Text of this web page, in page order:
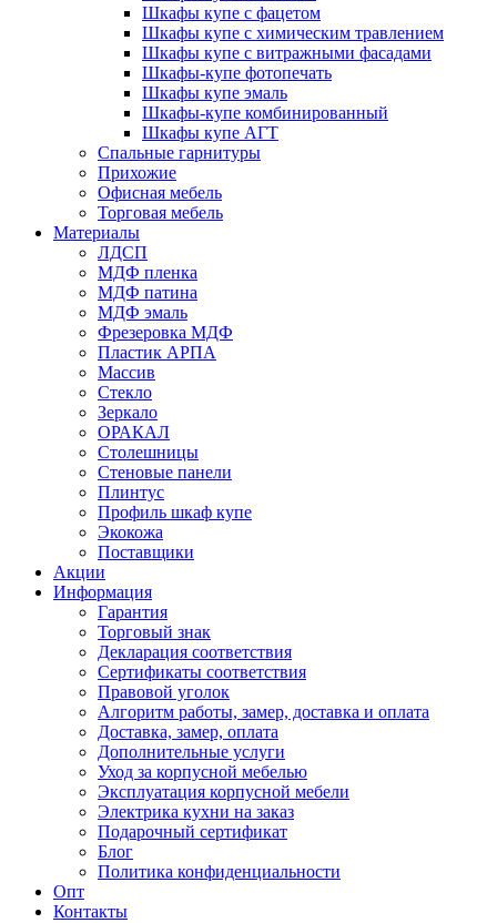
Шкафы купе с фацетом
Шкафы купе с химическим травлением
Шкафы купе с витражными фасадами
Шкафы-купе фотопечать
Шкафы купе эмаль
Шкафы-купе комбинированный
Шкафы купе АГТ
Спальные гарнитуры
Прихожие
Офисная мебель
Торговая мебель
Материалы
ЛДСП
МДФ пленка
МДФ патина
МДФ эмаль
Фрезеровка МДФ
Пластик АРПА
Массив
Стекло
Зеркало
ОРАКАЛ
Столешницы
Стеновые панели
Плинтус
Профиль шкаф купе
Экокожа
Поставщики
Акции
Информация
Гарантия
Торговый знак
Декларация соответствия
Сертификаты соответствия
Правовой уголок
Алгоритм работы, замер, доставка и оплата
Доставка, замер, оплата
Дополнительные услуги
Уход за корпусной мебелью
Эксплуатация корпусной мебели
Электрика кухни на заказ
Подарочный сертификат
Блог
Политика конфиденциальности
Опт
Контакты